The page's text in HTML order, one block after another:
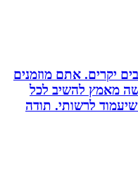
אתם מוזמנים
להשיב לכל
לרשותי. תודה